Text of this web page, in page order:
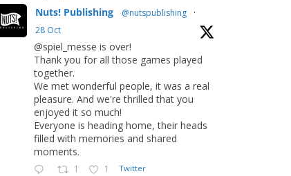
Nuts! Publishing @nutspublishing
·
28 Oct
@spiel_messe is over!
Thank you for all those games played
together.
We met wonderful people, it was a real
pleasure. And we're thrilled that you
enjoyed it so much!
Everyone is heading home, their heads
filled with memories and shared
moments.
1 1 Twitter